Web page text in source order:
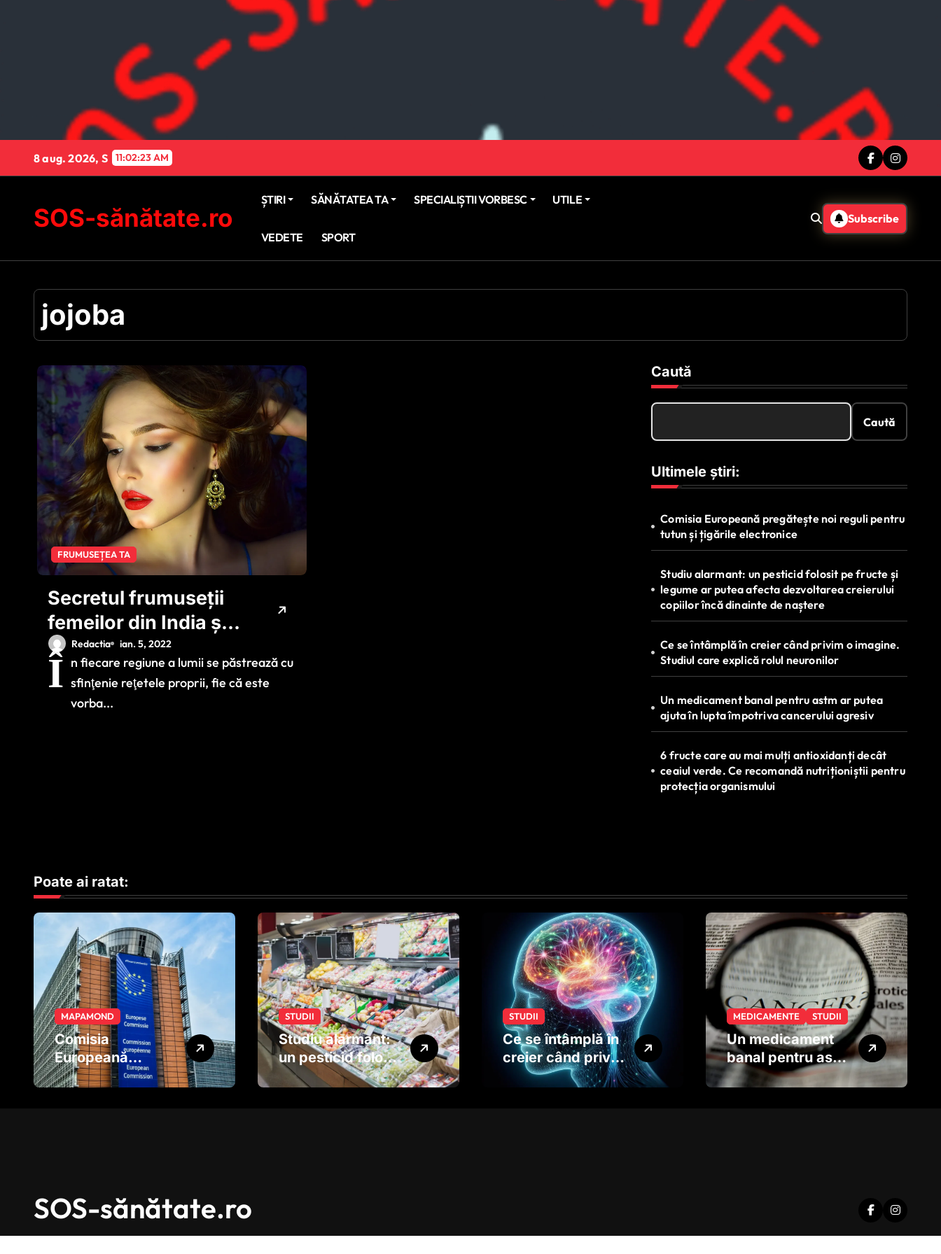
8 aug. 2026, S 11:02:24 AM
SOS-sănătate.ro
ȘTIRI SĂNĂTATEA TA SPECIALIȘTII VORBESC UTILE
VEDETE SPORT
Subscribe
jojoba
FRUMUSEȚEA TA
Secretul frumuseții
femeilor din India și
Brazilia: Trucuri pe
care le poți aplica
foarte ușor în viața
Redactia ian. 5, 2022
Î n fiecare regiune a lumii se păstrează cu
sfinţenie reţetele proprii, fie că este
vorba...
Caută
Caută
Ultimele știri:
Comisia Europeană pregătește noi reguli pentru
tutun și țigările electronice
Studiu alarmant: un pesticid folosit pe fructe și
legume ar putea afecta dezvoltarea creierului
copiilor încă dinainte de naștere
Ce se întâmplă în creier când privim o imagine.
Studiul care explică rolul neuronilor
Un medicament banal pentru astm ar putea
ajuta în lupta împotriva cancerului agresiv
6 fructe care au mai mulți antioxidanți decât
ceaiul verde. Ce recomandă nutriționiștii pentru
protecția organismului
Poate ai ratat:
MAPAMOND
Comisia
Europeană
pregătește noi
STUDII
Studiu alarmant:
un pesticid folosit
pe fructe și
STUDII
Ce se întâmplă în
creier când privim
o imagine. Studiul
MEDICAMENTE STUDII
Un medicament
banal pentru astm
ar putea ajuta în
SOS-sănătate.ro